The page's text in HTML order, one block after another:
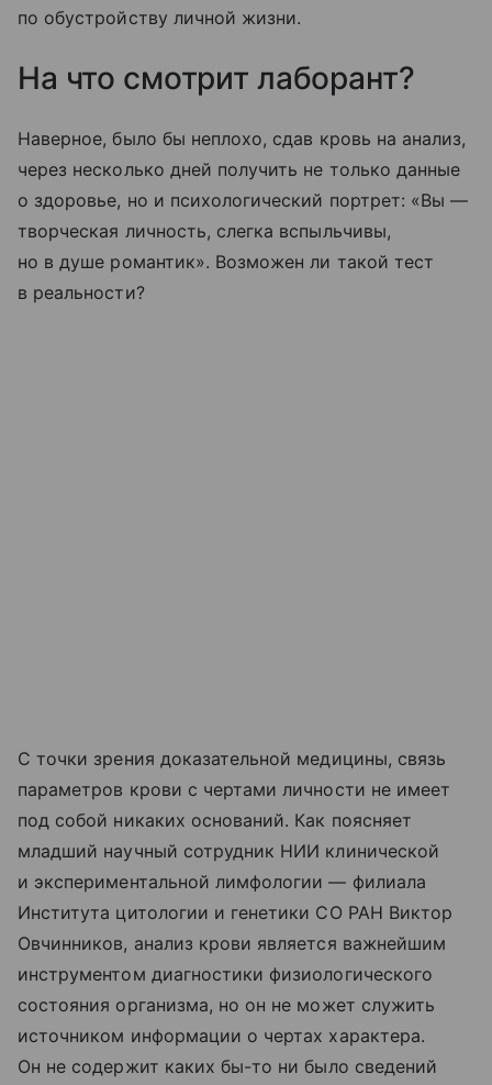
по обустройству личной жизни.
На что смотрит лаборант?
Наверное, было бы неплохо, сдав кровь на анализ,
через несколько дней получить не только данные
о здоровье, но и психологический портрет: «Вы —
творческая личность, слегка вспыльчивы,
но в душе романтик». Возможен ли такой тест
в реальности?
С точки зрения доказательной медицины, связь
параметров крови с чертами личности не имеет
под собой никаких оснований. Как поясняет
младший научный сотрудник НИИ клинической
и экспериментальной лимфологии — филиала
Института цитологии и генетики СО РАН Виктор
Овчинников, анализ крови является важнейшим
инструментом диагностики физиологического
состояния организма, но он не может служить
источником информации о чертах характера.
Он не содержит каких бы-то ни было сведений